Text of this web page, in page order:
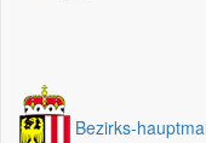
Bezirks-